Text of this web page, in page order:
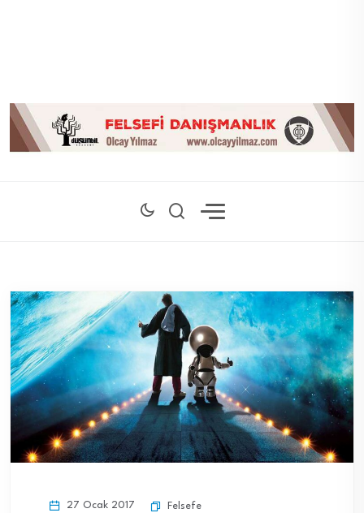
27 Ocak 2017 Felsefe